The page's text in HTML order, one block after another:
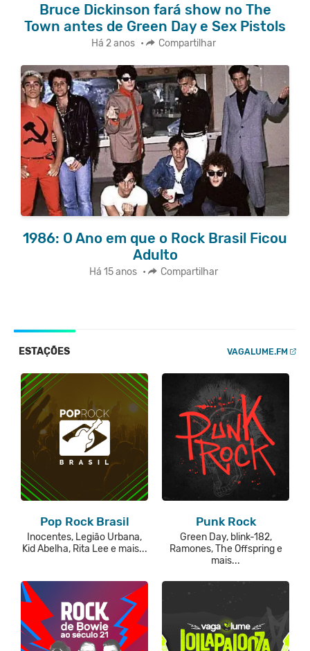
Bruce Dickinson fará show no The
Town antes de Green Day e Sex Pistols
Há 2 anos • Compartilhar
1986: O Ano em que o Rock Brasil Ficou
Adulto
Há 15 anos • Compartilhar
ESTAÇÕES VAGALUME.FM
Pop Rock Brasil
Inocentes, Legião Urbana,
Kid Abelha, Rita Lee e mais...
Punk Rock
Green Day, blink-182,
Ramones, The Offspring e
mais...